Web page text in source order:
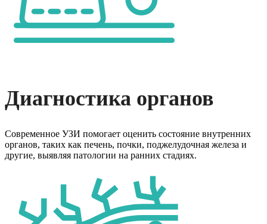
Диагностика органов
Современное УЗИ помогает оценить состояние внутренних
органов, таких как печень, почки, поджелудочная железа и
другие, выявляя патологии на ранних стадиях.